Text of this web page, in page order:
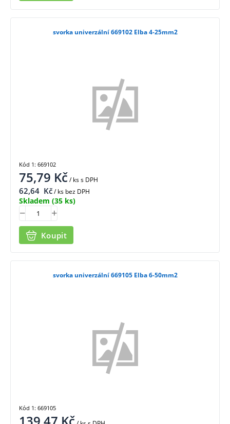
svorka univerzální 669102 Elba 4-25mm2
75,79 Kč/ kss DPH
62,64 Kč/ ks bez DPH
Skladem (35 ks)
Koupit
Kód 1: 669102
svorka univerzální 669105 Elba 6-50mm2
Kód 1: 669105